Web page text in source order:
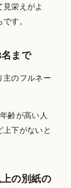
栄えがよ
す。
まで
主のフルネー
齢が高い人
上下がないと
の別紙の